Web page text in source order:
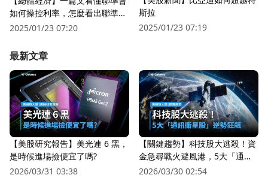
如何操控利率，怎麼看出聯準會
不得不降息?
2025/01/23 07:20
斯拉
2025/01/23 07:19
最新文章
【美股研究報告】美光連 6 黑，
是時候進場撿便宜了嗎?
2026/03/31 03:38
【關鍵趨勢】科技股大逃殺！資
金急尋戰火避風港，5大「通訊
衛星股」逆勢狂飆
2026/03/30 02:54